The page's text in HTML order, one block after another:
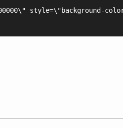
style=\"background-